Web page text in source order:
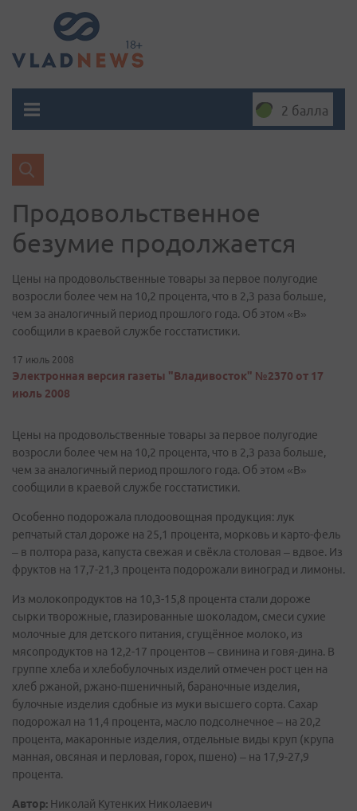
2 балла
Продовольственное
безумие продолжается
Цены на продовольственные товары за первое полугодие
возросли более чем на 10,2 процента, что в 2,3 раза больше,
чем за аналогичный период прошлого года. Об этом «В»
сообщили в краевой службе госстатистики.
17 июль 2008
Электронная версия газеты "Владивосток" №2370 от 17
июль 2008
Цены на продовольственные товары за первое полугодие
возросли более чем на 10,2 процента, что в 2,3 раза больше,
чем за аналогичный период прошлого года. Об этом «В»
сообщили в краевой службе госстатистики.
Особенно подорожала плодоовощная продукция: лук
репчатый стал дороже на 25,1 процента, морковь и карто-фель
– в полтора раза, капуста свежая и свёкла столовая – вдвое. Из
фруктов на 17,7-21,3 процента подорожали виноград и лимоны.
Из молокопродуктов на 10,3-15,8 процента стали дороже
сырки творожные, глазированные шоколадом, смеси сухие
молочные для детского питания, сгущённое молоко, из
мясопродуктов на 12,2-17 процентов – свинина и говя-дина. В
группе хлеба и хлебобулочных изделий отмечен рост цен на
хлеб ржаной, ржано-пшеничный, бараночные изделия,
булочные изделия сдобные из муки высшего сорта. Сахар
подорожал на 11,4 процента, масло подсолнечное – на 20,2
процента, макаронные изделия, отдельные виды круп (крупа
манная, овсяная и перловая, горох, пшено) – на 17,9-27,9
процента.
Автор: Николай Кутенких Николаевич